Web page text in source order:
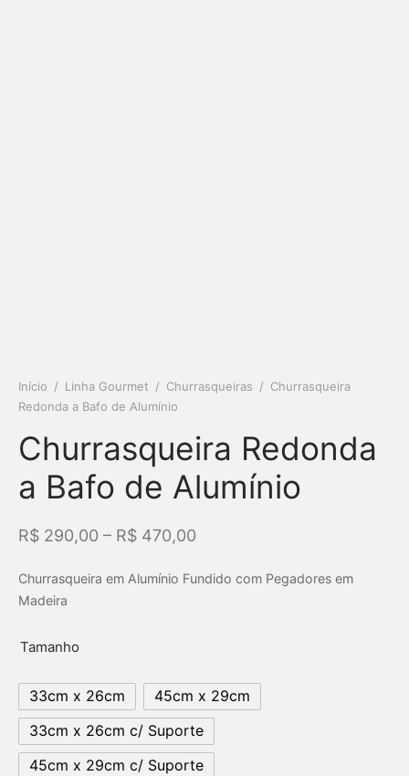
Início / Linha Gourmet / Churrasqueiras / Churrasqueira
Redonda a Bafo de Alumínio
Churrasqueira Redonda
a Bafo de Alumínio
R$ 290,00 – R$ 470,00
Churrasqueira em Alumínio Fundido com Pegadores em
Madeira
Tamanho
33cm x 26cm
45cm x 29cm
33cm x 26cm c/ Suporte
45cm x 29cm c/ Suporte